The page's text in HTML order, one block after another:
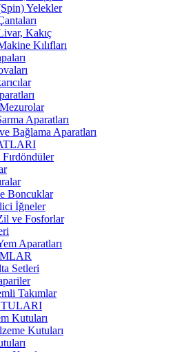
Yelekler
Kakıç
Kılıfları
Aparatları
Bağlama Aparatları
Boncuklar
İğneler
ve Fosforlar
Aparatları
Setleri
Takımlar
Kutuları
Kutuları